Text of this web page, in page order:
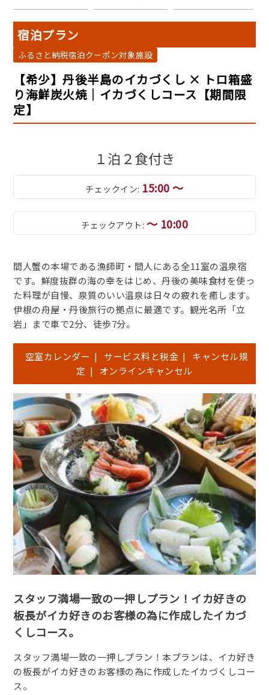
宿泊プラン
ふるさと納税宿泊クーポン対象施設
【希少】丹後半島のイカづくし × トロ箱盛
り海鮮炭火焼｜イカづくしコース【期間限
定】
１泊２食付き
チェックイン: 15:00 ～
チェックアウト: ～ 10:00
間人蟹の本場である漁師町・間人にある全11室の温泉宿
です。鮮度抜群の海の幸をはじめ、丹後の美味食材を使っ
た料理が自慢、泉質のいい温泉は日々の疲れを癒します。
伊根の舟屋・丹後旅行の拠点に最適です。観光名所「立
岩」まで車で2分、徒歩7分。
空室カレンダー | サービス料と税金 |
キャンセル規
定 | オンラインキャンセル
スタッフ満場一致の一押しプラン！イカ好きの
板長がイカ好きのお客様の為に作成したイカづ
くしコース。
スタッフ満場一致の一押しプラン！本プランは、イカ好き
の板長がイカ好きのお客様の為に作成したイカづくしコー
ス。